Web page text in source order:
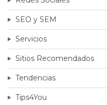
SEO y SEM
Servicios
Sitios Recomendados
Tendencias
Tips4You